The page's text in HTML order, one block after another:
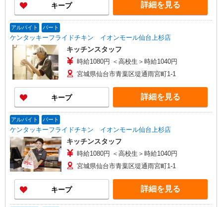
キープ 詳細を見る
アルバイト パート
ケンタッキーフライドチキン イオンモール仙台上杉店
キッチンスタッフ
時給1080円 ＜高校生＞時給1040円
宮城県仙台市青葉区堤通雨宮町1-1
キープ 詳細を見る
アルバイト パート
ケンタッキーフライドチキン イオンモール仙台上杉店
キッチンスタッフ
時給1080円 ＜高校生＞時給1040円
宮城県仙台市青葉区堤通雨宮町1-1
キープ 詳細を見る